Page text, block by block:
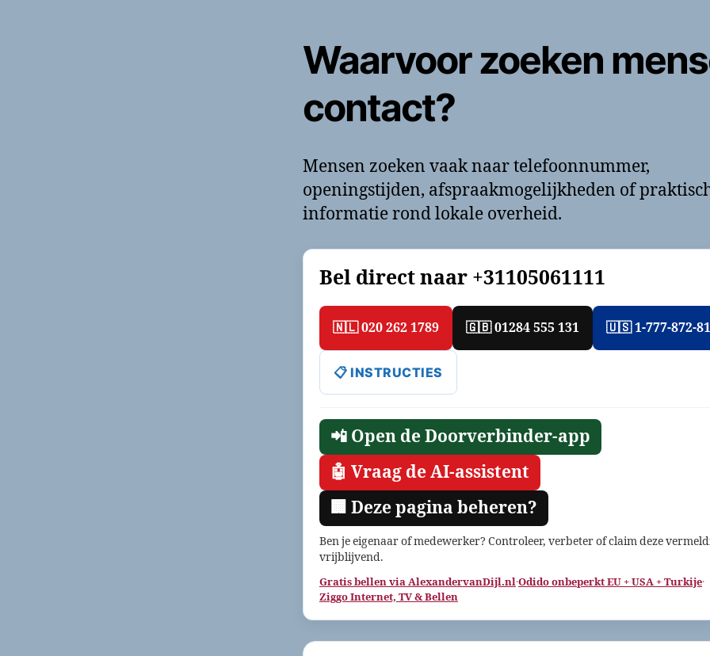
Waarvoor zoeken
contact?
Mensen zoeken vaak naar telefoonnummer,
openingstijden, afspraakmogelijkheden of
informatie rond lokale overheid.
Bel direct naar +31105061111
🇳🇱 020 262 1789 🇬🇧 01284 555 131 🇺🇸 1-777-872-
📋 INSTRUCTIES
📲 Open de Doorverbinder-app
🤖 Vraag de AI-assistent
🏢 Deze pagina beheren?
Ben je eigenaar of medewerker? Controleer, verbeter of claim deze
vrijblijvend.
Gratis bellen via AlexandervanDijl.nl·Odido onbeperkt EU + USA + Turkije·
Ziggo Internet, TV & Bellen